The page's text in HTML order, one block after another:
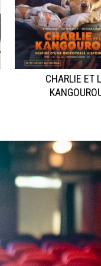
CHARLIE ET